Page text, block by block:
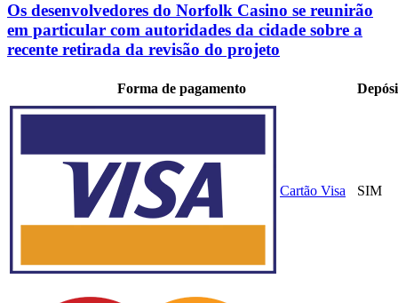
Os desenvolvedores do Norfolk Casino se reunirão
em particular com autoridades da cidade sobre a
recente retirada da revisão do projeto
Forma de pagamento
Cartão Visa SIM